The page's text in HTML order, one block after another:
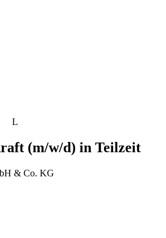
L
(m/w/d) in Teilzeit
& Co. KG